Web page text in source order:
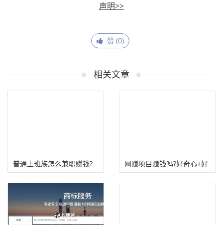
声明>>
赞 (0)
相关文章
普通上班族怎么兼职赚钱?
网赚项目赚钱吗?好奇心+好
心态!